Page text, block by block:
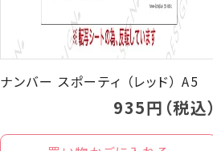
ナンバー スポーティ （レッド） A5
935円（税込）